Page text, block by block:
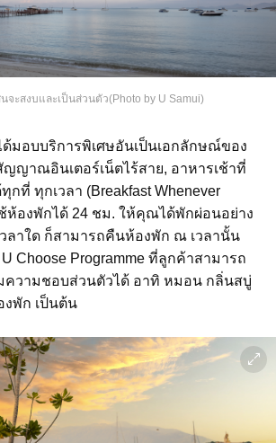
จะสงบและเป็นส่วนตัว(Photo by U Samui)
ด้มอบบริการพิเศษอันเป็นเอกลักษณ์ของ
ญญาณอินเตอร์เน็ตไร้สาย, อาหารเช้าที่
กที่ ทุกเวลา (Breakfast Whenever
ช้ห้องพักได้ 24 ชม. ให้คุณได้พักผ่อนอย่าง
ลาใด ก็สามารถคืนห้องพัก ณ เวลานั้น
Choose Programme ที่ลูกค้าสามารถ
ความชอบส่วนตัวได้ อาทิ หมอน กลิ่นสบู่
งพัก เป็นต้น